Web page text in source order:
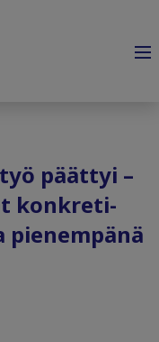
päät­tyi –
konkreti­